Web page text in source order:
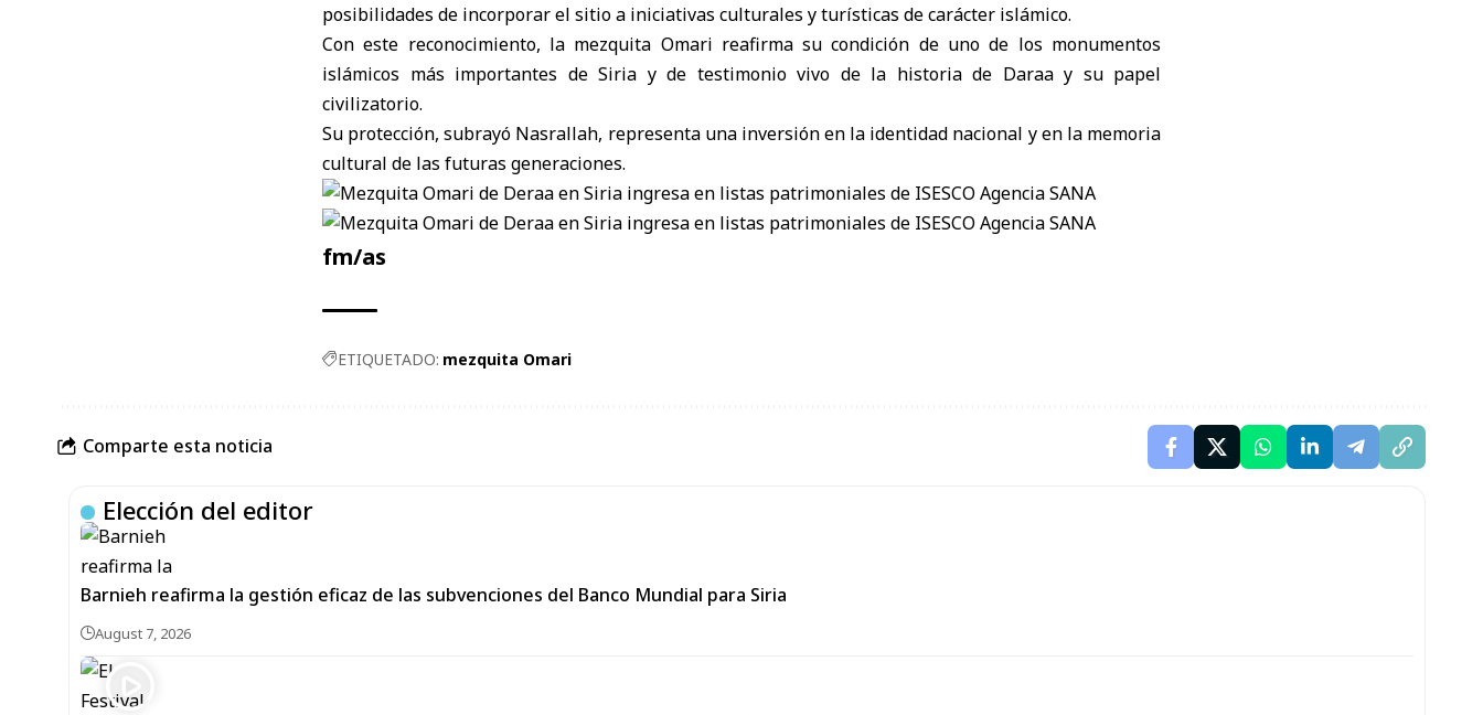
posibilidades de incorporar el sitio a iniciativas culturales y turísticas de carácter islámico.
Con este reconocimiento, la mezquita Omari reafirma su condición de uno de los monumentos
islámicos más importantes de Siria y de testimonio vivo de la historia de Daraa y su papel
civilizatorio.
Su protección, subrayó Nasrallah, representa una inversión en la identidad nacional y en la memoria
cultural de las futuras generaciones.
fm/as
ETIQUETADO: mezquita Omari
Comparte esta noticia
Elección del editor
Barnieh reafirma la gestión eficaz de las subvenciones del Banco Mundial para Siria
August 7, 2026